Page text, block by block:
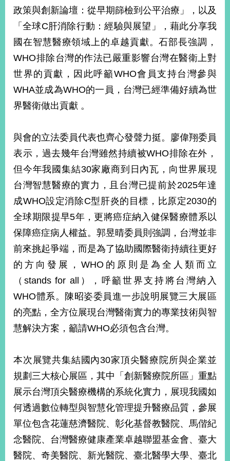
為
民
服
務
本
相
關
部
信
箱
粉
專
頁
LINEInstagram
X平台
(原推特)
政
府
站
資
放
告
隱
私
權
保
護
及
政策與創新論壇：從早期篩檢到公平治療」，以及
「全球C肝消除行動：經驗與展望」，藉此分享我
國在智慧醫療領域上的卓越貢獻。石部長強調，
WHO排除台灣的作法已嚴重影響台灣在醫衛上對
世界的貢獻，因此呼籲WHO會員支持台灣參與
WHA並成為WHO的一員，台灣已經準備好續為世
界醫衛做出貢獻 。
與會的立法委員代表也齊心發聲力挺。廖偉翔委員
表示，過去幾年台灣雖然持續被WHO排除在外，
但今年我國集結30家廠商到日內瓦，向世界展現
台灣智慧醫療的實力，且台灣已提前於2025年達
成WHO設定消除C型肝炎的目標，比原定2030的
全球期限提早5年，更將癌症納入健保醫療體系以
保障癌症病人權益。郭昱晴委員則強調，台灣並非
前來挑起爭端，而是為了協助國際醫衛持續往更好
的方向發展，WHO的原則是為全人類而立
（stands for all），呼籲世界支持將台灣納入
WHO體系。陳昭姿委員進一步說明展覽三大展區
的亮點，全方位展現台灣醫衛實力的專業技術與智
慧解決方案，籲請WHO必須包含台灣。
本次展覽共集結國內30家頂尖醫療院所與企業並
規劃三大核心展區，其中「創新醫療院所區」重點
展示台灣頂尖醫療機構的系統化實力，展現我國如
何透過數位轉型與智慧化管理提升醫療品質，參展
單位包含花蓮慈濟醫院、彰化基督教醫院、馬偕紀
念醫院、台灣醫療健康產業卓越聯盟基金會、臺大
醫院、奇美醫院、新光醫院、臺北醫學大學、臺北